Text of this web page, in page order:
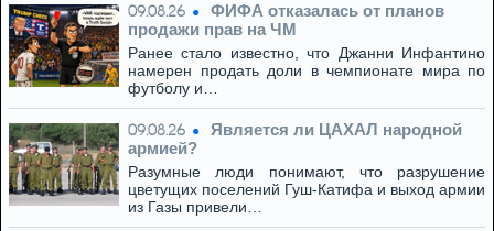
09.08.26
ФИФА отказалась от планов
продажи прав на ЧМ
Ранее стало известно, что Джанни Инфантино
намерен продать доли в чемпионате мира по
футболу и…
09.08.26
Является ли ЦАХАЛ народной
армией?
Разумные люди понимают, что разрушение
цветущих поселений Гуш-Катифа и выход армии
из Газы привели…